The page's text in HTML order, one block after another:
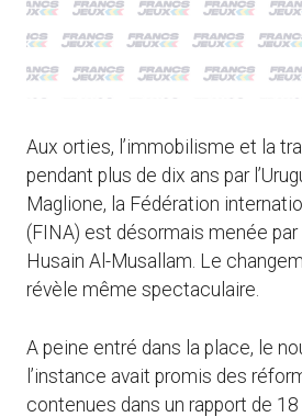
Aux orties, l’immobilisme et la
pendant plus de dix ans par
Maglione, la Fédération
(FINA) est désormais menée
Husain Al-Musallam. Le
révèle même spectaculaire.
A peine entré dans la place, le
l’instance avait promis des
contenues dans un rapport de